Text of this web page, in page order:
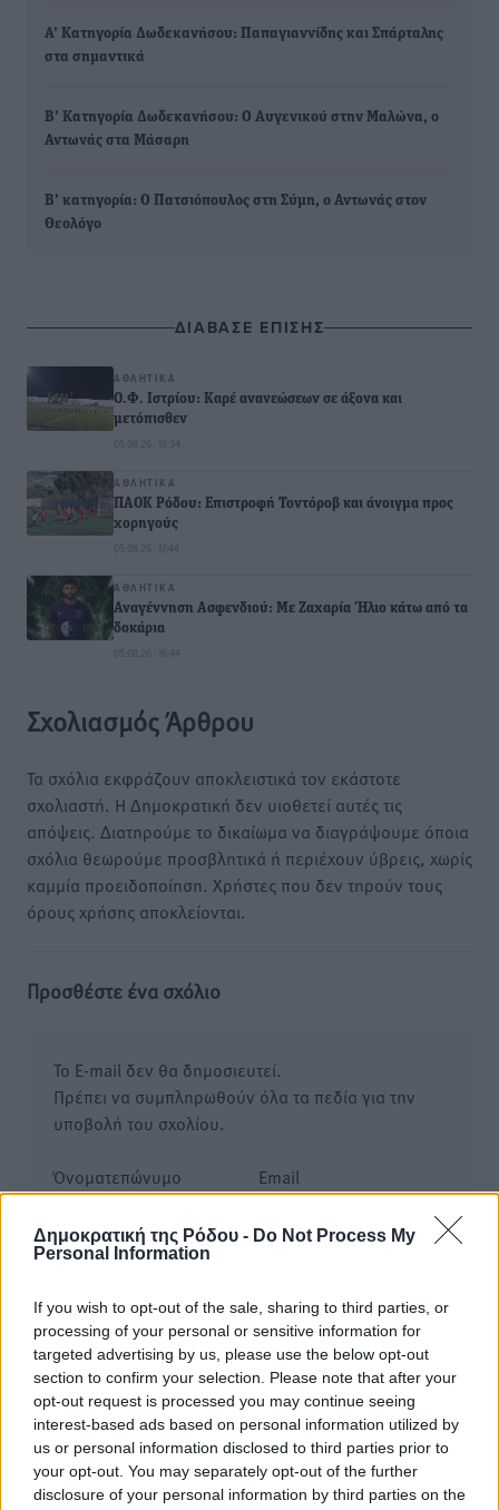
Δημοκρατική της Ρόδου - Do Not Process My
Personal Information
If you wish to opt-out of the sale, sharing to third parties, or
processing of your personal or sensitive information for
targeted advertising by us, please use the below opt-out
section to confirm your selection. Please note that after your
opt-out request is processed you may continue seeing
interest-based ads based on personal information utilized by
us or personal information disclosed to third parties prior to
your opt-out. You may separately opt-out of the further
disclosure of your personal information by third parties on the
Α’ Κατηγορία Δωδεκανήσου: Παπαγιαννίδης και Σπάρταλης
στα σημαντικά
Β’ Κατηγορία Δωδεκανήσου: Ο Αυγενικού στην Μαλώνα, ο
Αντωνάς στα Μάσαρη
Β’ κατηγορία: Ο Πατσιόπουλος στη Σύμη, ο Αντωνάς στον
Θεολόγο
ΔΙΑΒΑΣΕ ΕΠΙΣΗΣ
ΑΘΛΗΤΙΚΆ
Ο.Φ. Ιστρίου: Καρέ ανανεώσεων σε άξονα και
μετόπισθεν
05.08.26 · 18:34
ΑΘΛΗΤΙΚΆ
ΠΑΟΚ Ρόδου: Επιστροφή Τοντόροβ και άνοιγμα προς
χορηγούς
05.08.26 · 17:44
ΑΘΛΗΤΙΚΆ
Αναγέννηση Ασφενδιού: Με Ζαχαρία Ήλιο κάτω από τα
δοκάρια
05.08.26 · 16:44
Σχολιασμός Άρθρου
Τα σχόλια εκφράζουν αποκλειστικά τον εκάστοτε
σχολιαστή. Η Δημοκρατική δεν υιοθετεί αυτές τις
απόψεις. Διατηρούμε το δικαίωμα να διαγράψουμε όποια
σχόλια θεωρούμε προσβλητικά ή περιέχουν ύβρεις, χωρίς
καμμία προειδοποίηση. Χρήστες που δεν τηρούν τους
όρους χρήσης αποκλείονται.
Προσθέστε ένα σχόλιο
Το E-mail δεν θα δημοσιευτεί.
Πρέπει να συμπληρωθούν όλα τα πεδία για την
υποβολή του σχολίου.
Όνοματεπώνυμο Email